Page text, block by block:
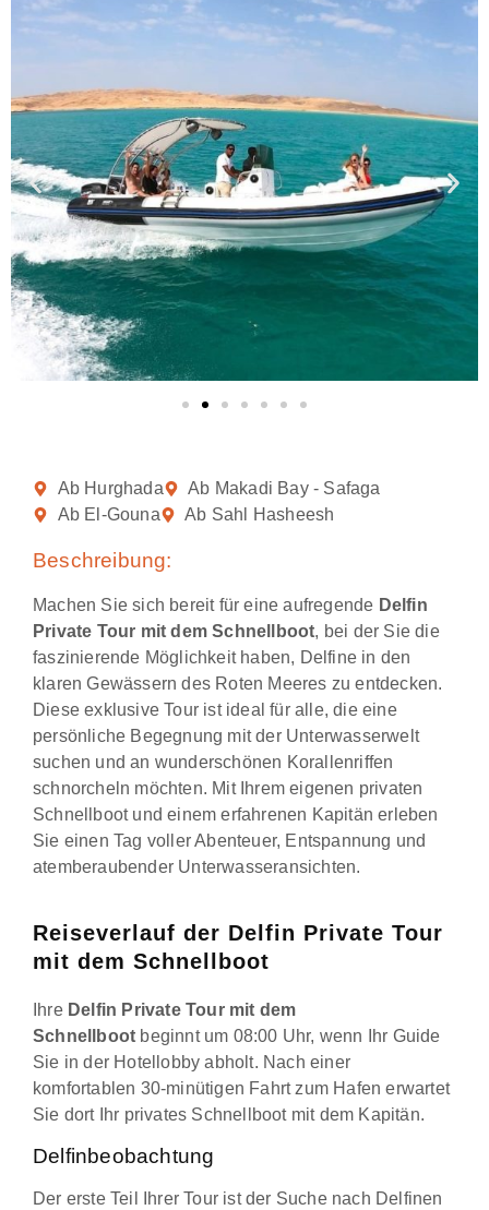
Ab Hurghada
Ab Makadi Bay - Safaga
Ab El-Gouna
Ab Sahl Hasheesh
Beschreibung:
Machen Sie sich bereit für eine aufregende Delfin
Private Tour mit dem Schnellboot, bei der Sie die
faszinierende Möglichkeit haben, Delfine in den
klaren Gewässern des Roten Meeres zu entdecken.
Diese exklusive Tour ist ideal für alle, die eine
persönliche Begegnung mit der Unterwasserwelt
suchen und an wunderschönen Korallenriffen
schnorcheln möchten. Mit Ihrem eigenen privaten
Schnellboot und einem erfahrenen Kapitän erleben
Sie einen Tag voller Abenteuer, Entspannung und
atemberaubender Unterwasseransichten.
Reiseverlauf der Delfin Private Tour
mit dem Schnellboot
Ihre Delfin Private Tour mit dem
Schnellboot beginnt um 08:00 Uhr, wenn Ihr Guide
Sie in der Hotellobby abholt. Nach einer
komfortablen 30-minütigen Fahrt zum Hafen erwartet
Sie dort Ihr privates Schnellboot mit dem Kapitän.
Delfinbeobachtung
Der erste Teil Ihrer Tour ist der Suche nach Delfinen